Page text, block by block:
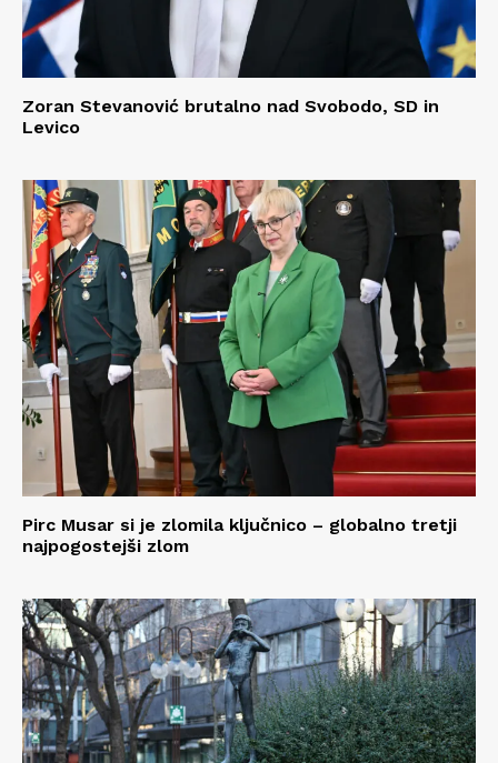
Zoran Stevanović brutalno nad Svobodo, SD in
Levico
Pirc Musar si je zlomila ključnico – globalno tretji
najpogostejši zlom